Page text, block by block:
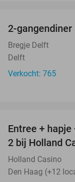
2-
Bregje Delft
Delft
Verkocht: 765
Entree +
2 bij Holland
Holland Casino
Den Haag (+12